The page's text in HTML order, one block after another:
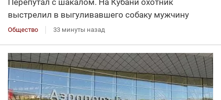
выстрелил в выгуливавшего собаку мужчину
Общество 33 минуты назад